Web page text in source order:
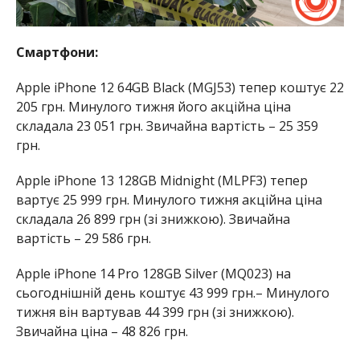
Смартфони:
Apple iPhone 12 64GB Black (MGJ53) тепер коштує 22
205 грн. Минулого тижня його акційна ціна
складала 23 051 грн. Звичайна вартість – 25 359
грн.
Apple iPhone 13 128GB Midnight (MLPF3) тепер
вартує 25 999 грн. Минулого тижня акційна ціна
складала 26 899 грн (зі знижкою). Звичайна
вартість – 29 586 грн.
Apple iPhone 14 Pro 128GB Silver (MQ023) на
сьогоднішній день коштує 43 999 грн.– Минулого
тижня він вартував 44 399 грн (зі знижкою).
Звичайна ціна – 48 826 грн.